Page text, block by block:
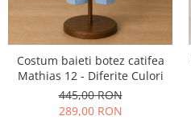
Costum baieti botez catifea
Mathias 12 - Diferite Culori
445,00 RON
289,00 RON